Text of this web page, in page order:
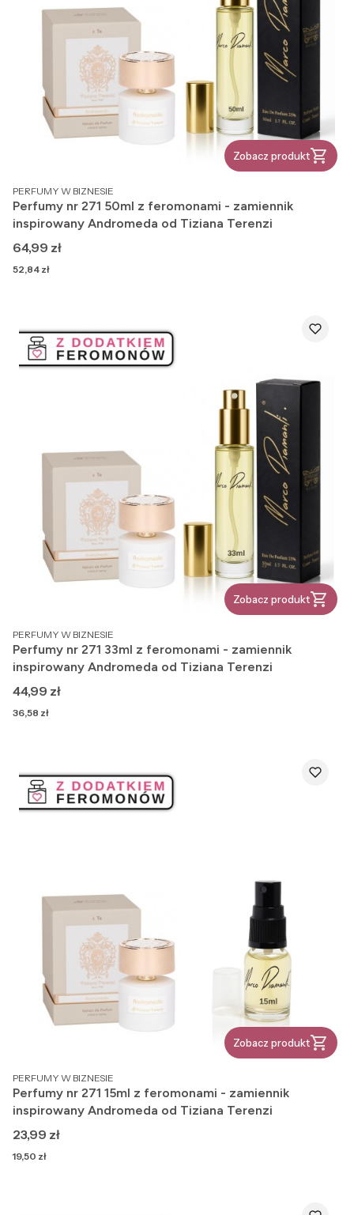
Zobacz produkt
PRODUCENT
PERFUMY W BIZNESIE
Perfumy nr 271 50ml z feromonami - zamiennik
inspirowany Andromeda od Tiziana Terenzi
Cena
64,99 zł
Cena
52,84 zł
Zobacz produkt
PRODUCENT
PERFUMY W BIZNESIE
Perfumy nr 271 33ml z feromonami - zamiennik
inspirowany Andromeda od Tiziana Terenzi
Cena
44,99 zł
Cena
36,58 zł
Zobacz produkt
PRODUCENT
PERFUMY W BIZNESIE
Perfumy nr 271 15ml z feromonami - zamiennik
inspirowany Andromeda od Tiziana Terenzi
Cena
23,99 zł
Cena
19,50 zł